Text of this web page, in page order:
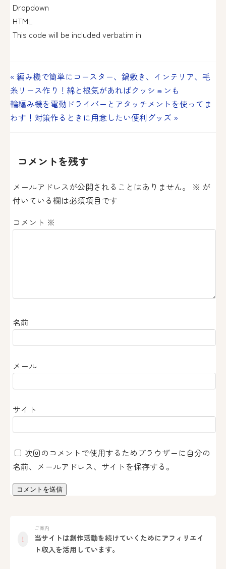
Dropdown
HTML
This code will be included verbatim in
投
稿
ナ
シ
ョ
ン
« 編み機で簡単にコースター、鍋敷き、インテリア、毛
糸リース作り！綿と根気があればクッションも
輪編み機を電動ドライバーとアタッチメントを使ってま
わす！対策作るときに用意したい便利グッズ »
コメントを残す
メールアドレスが公開されることはありません。 ※ が
付いている欄は必須項目です
コメント ※
名前
メール
サイト
次回のコメントで使用するためブラウザーに自分の
名前、メールアドレス、サイトを保存する。
！
ご案内
当サイトは創作活動を続けていくためにアフィリエイ
ト収入を活用しています。